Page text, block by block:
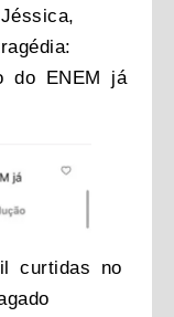
do ENEM já
curtidas no